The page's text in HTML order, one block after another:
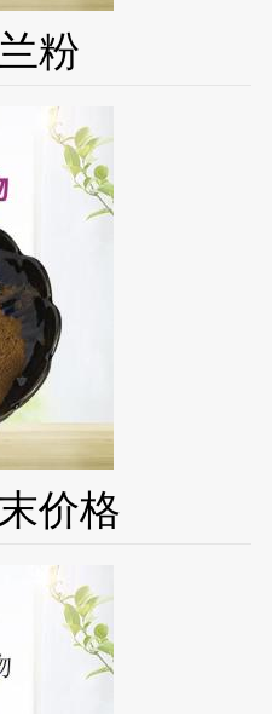
粉
价格